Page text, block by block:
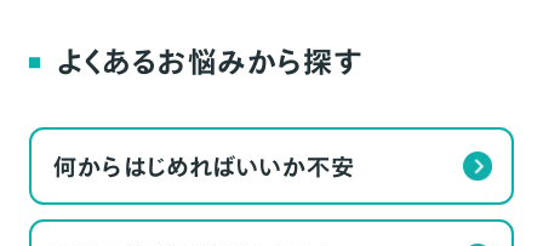
よくあるお悩みから探す
何からはじめればいいか不安